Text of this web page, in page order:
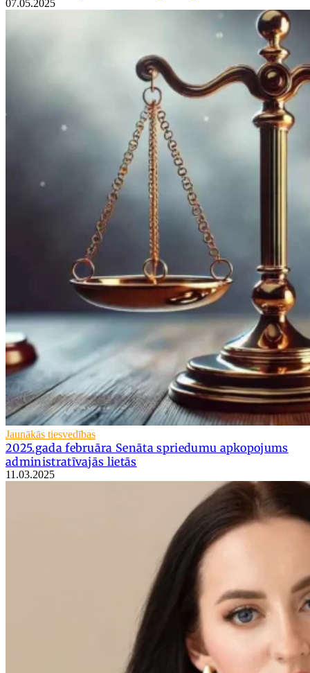
07.05.2025
Jaunākās tiesvedības
2025.gada februāra Senāta spriedumu apkopojums
administratīvajās lietās
11.03.2025